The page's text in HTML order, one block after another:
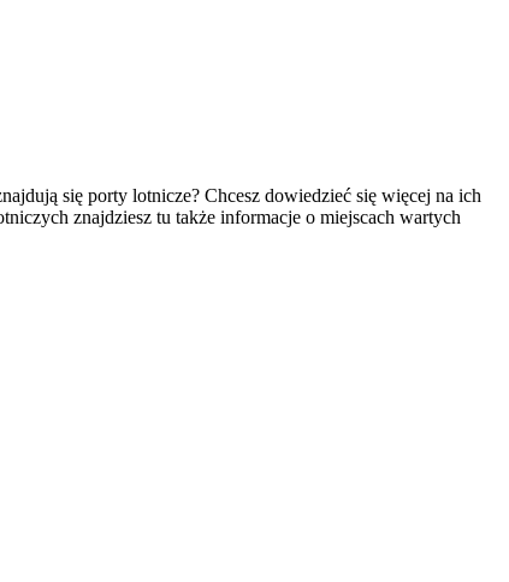
się porty lotnicze? Chcesz dowiedzieć się więcej na ich
znajdziesz tu także informacje o miejscach wartych